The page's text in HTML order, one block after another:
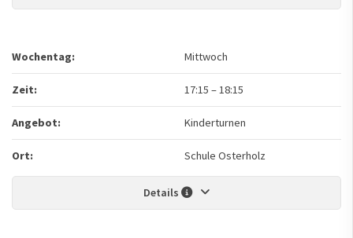
Wochentag: Mittwoch
Zeit: 17:15 –18:15
Angebot: Kinderturnen
Ort: Schule Osterholz
Details